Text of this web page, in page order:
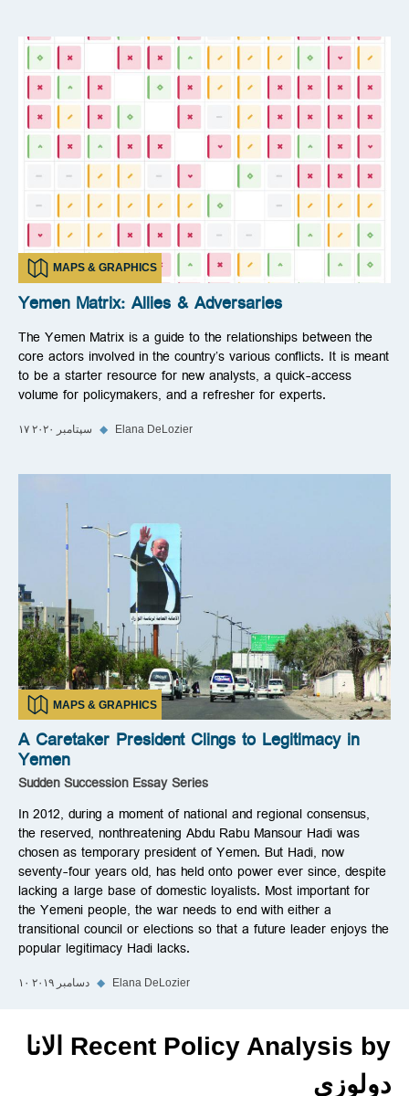
MAPS & GRAPHICS
Yemen Matrix: Allies & Adversaries
The Yemen Matrix is a guide to the relationships between the
core actors involved in the country’s various conflicts. It is meant
to be a starter resource for new analysts, a quick-access
volume for policymakers, and a refresher for experts.
۱۷ سپتامبر ۲۰۲۰ ◆ Elana DeLozier
MAPS & GRAPHICS
A Caretaker President Clings to Legitimacy in
Yemen
Sudden Succession Essay Series
In 2012, during a moment of national and regional consensus,
the reserved, nonthreatening Abdu Rabu Mansour Hadi was
chosen as temporary president of Yemen. But Hadi, now
seventy-four years old, has held onto power ever since, despite
lacking a large base of domestic loyalists. Most important for
the Yemeni people, the war needs to end with either a
transitional council or elections so that a future leader enjoys the
popular legitimacy Hadi lacks.
۱۰ دسامبر ۲۰۱۹ ◆ Elana DeLozier
Recent Policy Analysis by الانا
دو‌لوزی